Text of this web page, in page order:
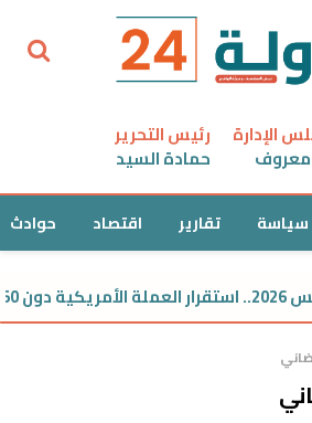
الإدارة رئيس التحرير
حمادة السيد
سياسة تقارير اقتصاد حوادث